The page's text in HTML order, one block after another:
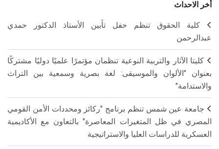
أخر الاحداث
كلية الحقوق تنظم حفل تأبين الأستاذ الدكتور حمدي
عبدالرحمن
كليتا الآثار والتربية النوعية تنظمان مؤتمرًا علميًا دوليًا مشتركًا
بعنوان "الألوان والموسيقى: لغة بصرية وسمعية بين التراث
والاستدامة"
جامعة عين شمس تنظم برنامج "ركائز ومحددات الأمن القومي
المصري في ظل المتغيرات المعاصرة" بالتعاون مع الأكاديمية
العسكرية للدراسات العليا والاستراتيجية